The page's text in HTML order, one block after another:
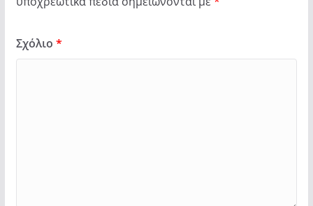
Σχόλιο *